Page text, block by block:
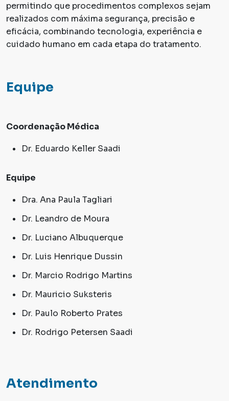
permitindo que procedimentos complexos sejam
realizados com máxima segurança, precisão e
eficácia, combinando tecnologia, experiência e
cuidado humano em cada etapa do tratamento.
Equipe
Coordenação Médica
Dr. Eduardo Keller Saadi
Equipe
Dra. Ana Paula Tagliari
Dr. Leandro de Moura
Dr. Luciano Albuquerque
Dr. Luis Henrique Dussin
Dr. Marcio Rodrigo Martins
Dr. Mauricio Suksteris
Dr. Paulo Roberto Prates
Dr. Rodrigo Petersen Saadi
Atendimento